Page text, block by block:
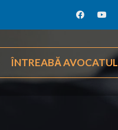
ÎNTREABĂ AVOCATUL